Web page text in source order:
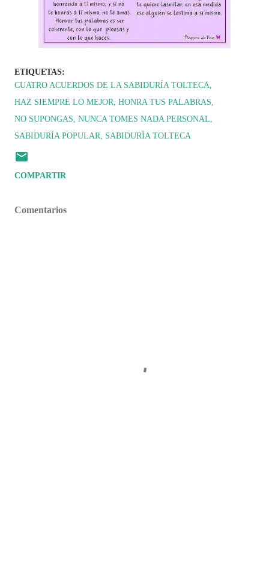
ETIQUETAS:
CUATRO ACUERDOS DE LA SABIDURÍA TOLTECA
HAZ SIEMPRE LO MEJOR HONRA TUS PALABRAS
NO SUPONGAS NUNCA TOMES NADA PERSONAL
SABIDURÍA POPULAR SABIDURÍA TOLTECA
COMPARTIR
Comentarios